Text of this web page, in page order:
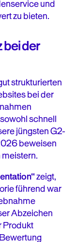
und
zu bieten.
bei der
strukturierten
bei der
schnell
jüngsten G2-
beweisen
zeigt,
führend war
Abzeichen
Produkt